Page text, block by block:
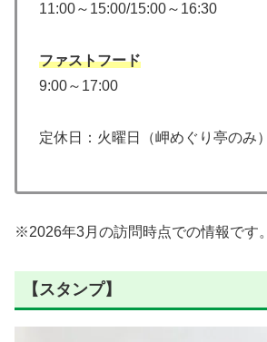
11:00～15:00/15:00～16:30
ファストフード
9:00～17:00
定休日：火曜日（岬めぐり亭のみ）
※2026年3月の訪問時点での情報です。
【スタンプ】